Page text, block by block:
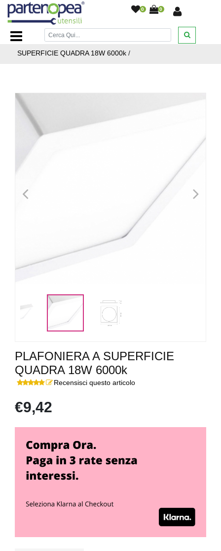
0 0
Home Page/ILLUMINAZIONE LED/FARETTI LED AD
INCASSO - CROMOTERAPIA/PLAFONIERA A
SUPERFICIE QUADRA 18W 6000k /
< >
PLAFONIERA A SUPERFICIE
QUADRA 18W 6000k
Recensisci questo articolo
€9,42